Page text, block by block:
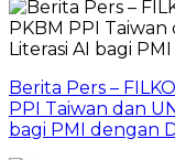
Berita Pers –
PPI Taiwan dan
bagi PMI dengan